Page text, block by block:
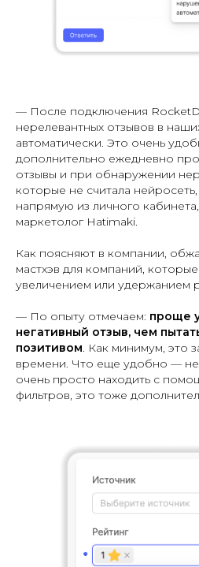
— После подключения
нерелевантных отзывов в
автоматически. Это очень
дополнительно ежедневно
отзывы и при обнаружении
которые не считала
напрямую из личного
маркетолог Hatimaki.
Как поясняют в компании,
мастхэв для компаний,
увеличением или удержанием
— По опыту отмечаем: проще
негативный отзыв, чем
позитивом. Как минимум, это
времени. Что еще удобно —
очень просто находить с
фильтров, это тоже